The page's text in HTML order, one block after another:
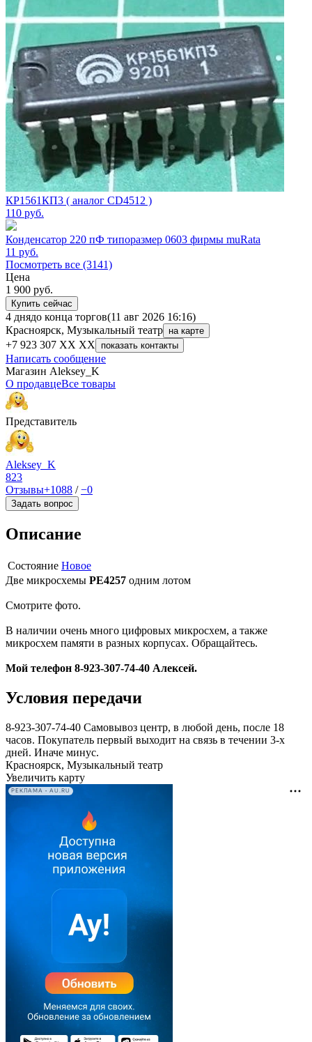
КР1561КП3 ( аналог CD4512 )
110 руб.
Конденсатор 220 пФ типоразмер 0603 фирмы muRata
11 руб.
Посмотреть все (3141)
Цена
1 900 руб.
Купить сейчас
4 днядо конца торгов(11 авг 2026 16:16)
Красноярск, Музыкальный театр на карте
+7 923 307 XX XX показать контакты
Написать сообщение
Магазин Aleksey_K
О продавцеВсе товары
Представитель
Aleksey_K
823
Отзывы+1088 /−0
Задать вопрос
Описание
Состояние Новое
Две микросхемы PE4257 одним лотом
Смотрите фото.
В наличии очень много цифровых микросхем, а также
микросхем памяти в разных корпусах. Обращайтесь.
Мой телефон 8-923-307-74-40 Алексей.
Условия передачи
8-923-307-74-40 Самовывоз центр, в любой день, после 18
часов. Покупатель первый выходит на связь в течении 3-х
дней. Иначе минус.
Красноярск, Музыкальный театр
Увеличить карту
РЕКЛАМА • AU.RU